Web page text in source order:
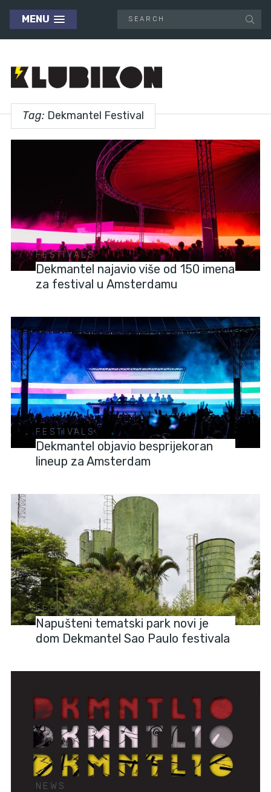
MENU
Tag: Dekmantel Festival
FESTIVALS
Dekmantel najavio više od 150 imena
za festival u Amsterdamu
FESTIVALS
Dekmantel objavio besprijekoran
lineup za Amsterdam
FESTIVALS
Napušteni tematski park novi je
dom Dekmantel Sao Paulo festivala
NEWS